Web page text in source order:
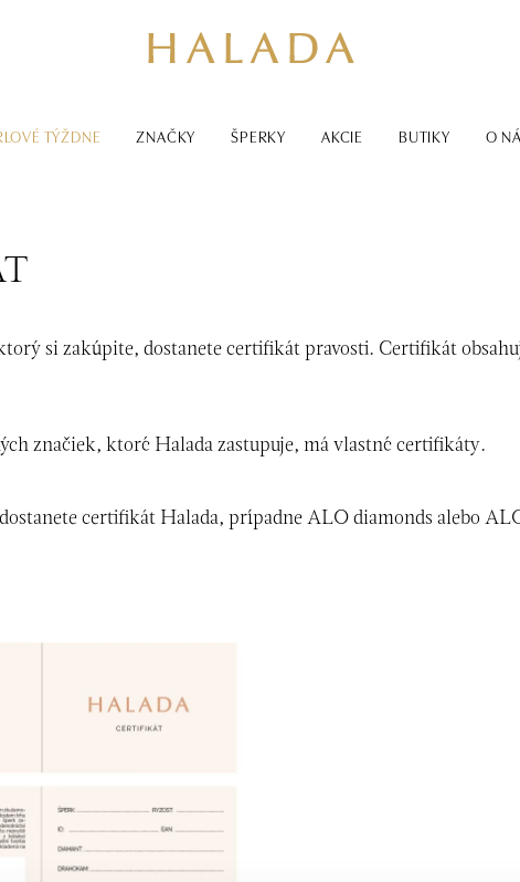
TÝŽDNE ZNAČKY ŠPERKY AKCIE BUTIKY O
si zakúpite, dostanete certifikát pravosti. Certifikát
značiek, ktoré Halada zastupuje, má vlastné certifikáty.
certifikát Halada, prípadne ALO diamonds alebo